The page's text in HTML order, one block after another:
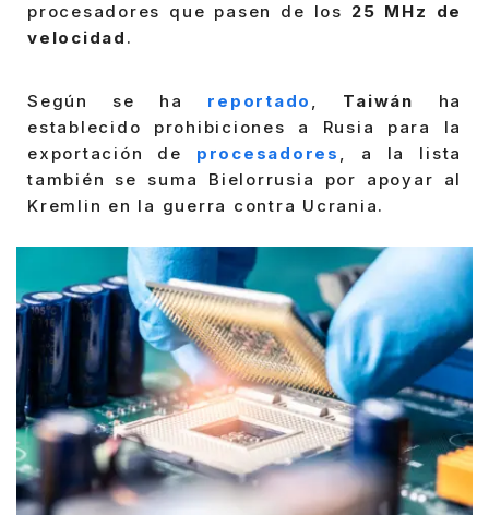
procesadores que pasen de los 25 MHz de
velocidad .
Según se ha reportado , Taiwán
ha
establecido prohibiciones a Rusia para la
exportación de procesadores , a la lista
también se suma Bielorrusia por apoyar al
Kremlin en la guerra contra Ucrania.